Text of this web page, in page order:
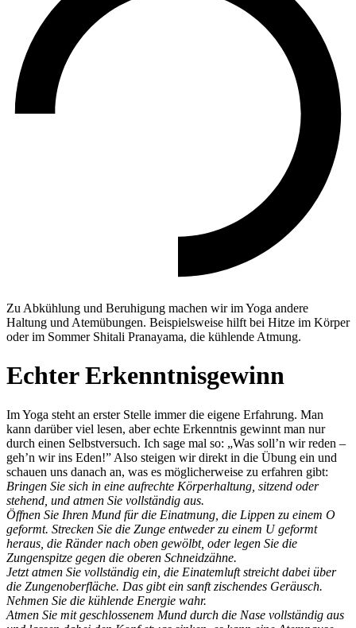
Zu Abkühlung und Beruhigung machen wir im Yoga andere
Haltung und Atemübungen. Beispielsweise hilft bei Hitze im Körper
oder im Sommer Shitali Pranayama, die kühlende Atmung.
Echter Erkenntnisgewinn
Im Yoga steht an erster Stelle immer die eigene Erfahrung. Man
kann darüber viel lesen, aber echte Erkenntnis gewinnt man nur
durch einen Selbstversuch. Ich sage mal so: „Was soll’n wir reden –
geh’n wir ins Eden!” Also steigen wir direkt in die Übung ein und
schauen uns danach an, was es möglicherweise zu erfahren gibt:
Bringen Sie sich in eine aufrechte Körperhaltung, sitzend oder
stehend, und atmen Sie vollständig aus.
Öffnen Sie Ihren Mund für die Einatmung, die Lippen zu einem O
geformt. Strecken Sie die Zunge entweder zu einem U geformt
heraus, die Ränder nach oben gewölbt, oder legen Sie die
Zungenspitze gegen die oberen Schneidzähne.
Jetzt atmen Sie vollständig ein, die Einatemluft streicht dabei über
die Zungenoberfläche. Das gibt ein sanft zischendes Geräusch.
Nehmen Sie die kühlende Energie wahr.
Atmen Sie mit geschlossenem Mund durch die Nase vollständig aus